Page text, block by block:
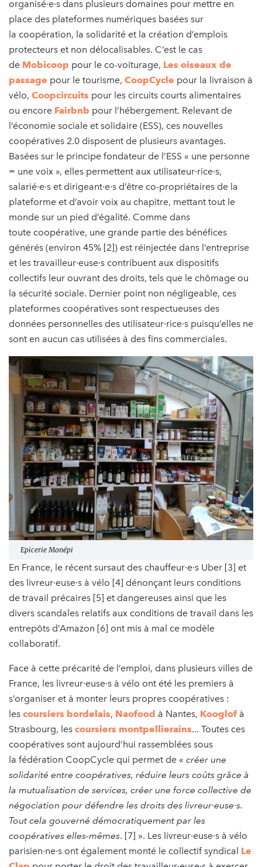
organisé·e·s dans plusieurs domaines pour mettre en
place des plateformes numériques basées sur
la coopération, la solidarité et la création d’emplois
protecteurs et non délocalisables. C’est le cas
de Mobicoop pour le co-voiturage, Les oiseaux de
passage pour le tourisme, CoopCycle pour la livraison à
vélo, Coopcircuits pour les circuits courts alimentaires
ou encore Fairbnb pour l’hébergement. Relevant de
l’économie sociale et solidaire (ESS), ces nouvelles
coopératives 2.0 disposent de plusieurs avantages.
Basées sur le principe fondateur de l’ESS « une personne
= une voix », elles permettent aux utilisateur·rice·s,
salarié·e·s et dirigeant·e·s d’être co-propriétaires de la
plateforme et d’avoir voix au chapitre, mettant tout le
monde sur un pied d’égalité. Comme dans
toute coopérative, une grande partie des bénéfices
générés (environ 45% [2]) est réinjectée dans l’entreprise
et les travailleur·euse·s contribuent aux dispositifs
collectifs leur ouvrant des droits, tels que le chômage ou
la sécurité sociale. Dernier point non négligeable, ces
plateformes coopératives sont respectueuses des
données personnelles des utilisateur·rice·s puisqu’elles ne
sont en aucun cas utilisées à des fins commerciales.
Epicerie Monépi
En France, le récent sursaut des chauffeur·e·s Uber [3] et
des livreur·euse·s à vélo [4] dénonçant leurs conditions
de travail précaires [5] et dangereuses ainsi que les
divers scandales relatifs aux conditions de travail dans les
entrepôts d’Amazon [6] ont mis à mal ce modèle
collaboratif.
Face à cette précarité de l’emploi, dans plusieurs villes de
France, les livreur·euse·s à vélo ont été les premiers à
s’organiser et à monter leurs propres coopératives :
les coursiers bordelais, Naofood à Nantes, Kooglof à
Strasbourg, les coursiers montpellierains... Toutes ces
coopératives sont aujourd’hui rassemblées sous
la fédération CoopCycle qui permet de « créer une
solidarité entre coopératives, réduire leurs coûts grâce à
la mutualisation de services, créer une force collective de
négociation pour défendre les droits des livreur·euse·s.
Tout cela gouverné démocratiquement par les
coopératives elles-mêmes. [7] ». Les livreur·euse·s à vélo
parisien·ne·s ont également monté le collectif syndical Le